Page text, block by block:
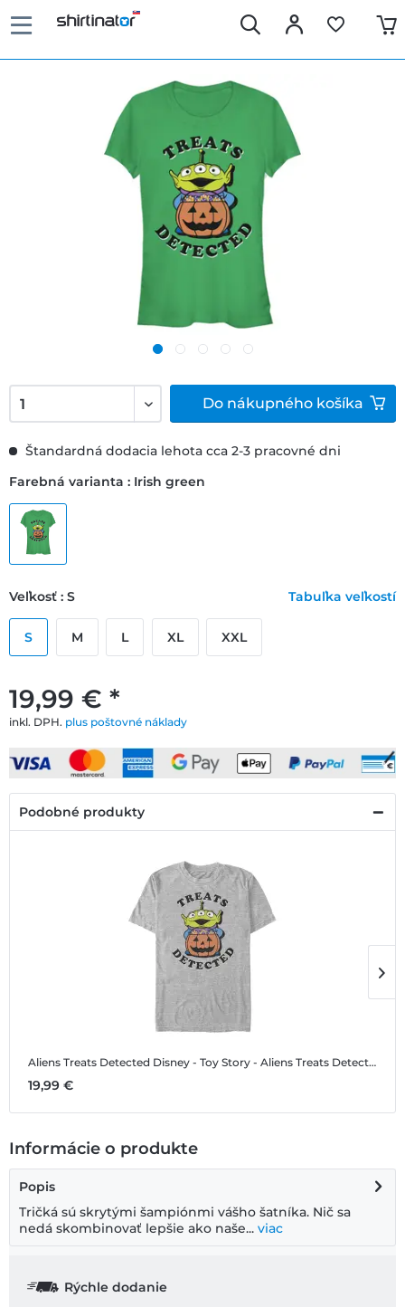
19,99 € *
inkl. DPH. plus poštovné náklady
Štandardná dodacia lehota cca 2-3 pracovné dni
Farebná varianta : Irish green
Veľkosť : S Tabuľka veľkostí
S M L XL XXL
Do nákupného košíka
Podobné produkty
Aliens Treats Detected Disney - Toy Story - Aliens Treats Detected - Halloween - Pánske Tričko
19,99 €
Informácie o produkte
Popis
Tričká sú skrytými šampiónmi vášho šatníka. Nič sa
nedá skombinovať lepšie ako naše... viac
Rýchle dodanie